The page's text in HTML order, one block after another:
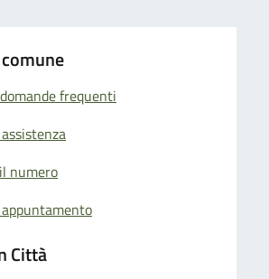
frequenti
numero
Città